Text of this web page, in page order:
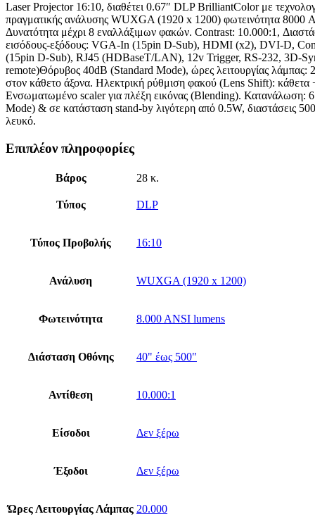
Laser Projector 16:10, διαθέτει 0.67″ DLP BrilliantColor με
πραγματικής ανάλυσης WUXGA (1920 x 1200) φωτεινότητα 8000
Δυνατότητα μέχρι 8 εναλλάξιμων φακών. Contrast: 10.000:1,
εισόδους-εξόδους: VGA-In (15pin D-Sub), HDMI (x2), DVI-D,
(15pin D-Sub), RJ45 (HDBaseT/LAN), 12v Trigger, RS-232, 3D-
remote)Θόρυβος 40dB (Standard Mode), ώρες λειτουργίας λάμπας:
στον κάθετο άξονα. Ηλεκτρική ρύθμιση φακού (Lens Shift): κάθετα
Ενσωματωμένο scaler για πλέξη εικόνας (Blending).
Mode) & σε κατάσταση stand-by λιγότερη από 0.5W, διαστάσεις
λευκό.
Επιπλέον πληροφορίες
Βάρος 28 κ.
Τύπος DLP
Τύπος Προβολής 16:10
Ανάλυση WUXGA (1920 x 1200)
Φωτεινότητα 8.000 ANSI lumens
Διάσταση Οθόνης 40" έως 500"
Αντίθεση 10.000:1
Είσοδοι Δεν ξέρω
Έξοδοι Δεν ξέρω
Ώρες Λειτουργίας Λάμπας 20.000